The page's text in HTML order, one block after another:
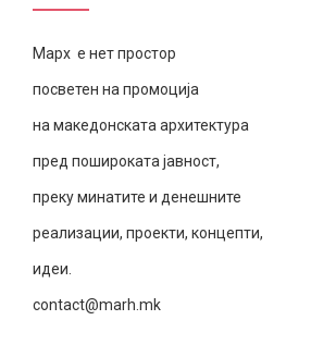
Марх е нет простор
посветен на промоција
на македонската архитектура
пред пошироката јавност,
преку минатите и денешните
реализации, проекти, концепти,
идеи.
contact@marh.mk